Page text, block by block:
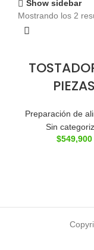
Show sidebar
Mostrando los 2
PIEZAS
Preparación de
Sin
$549,900